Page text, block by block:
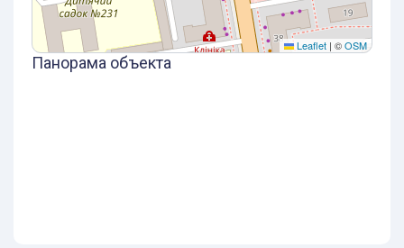
Leaflet | ©OSM
Панорама объекта